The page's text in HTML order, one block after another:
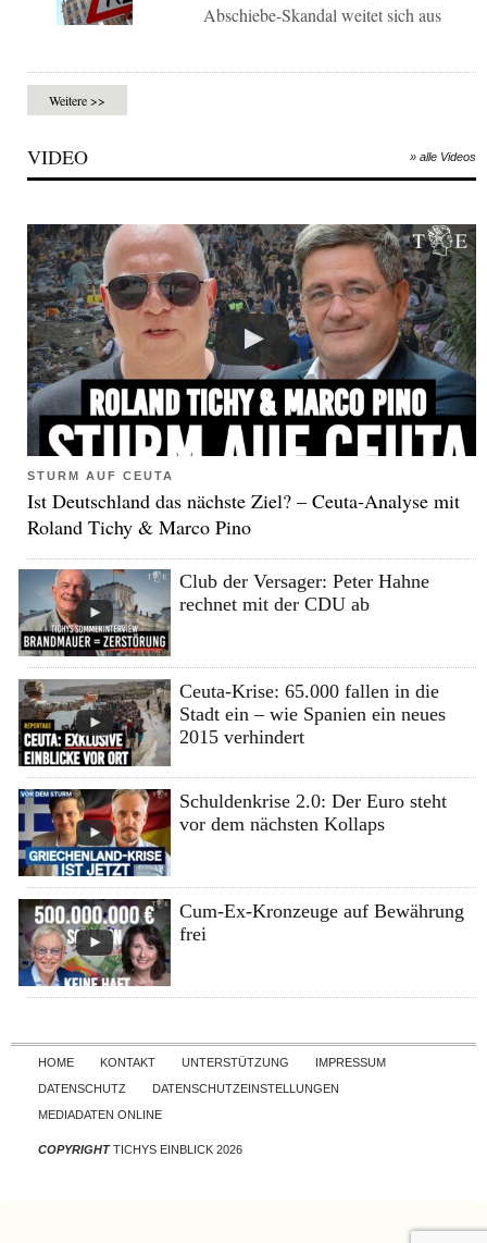
Abschiebe-Skandal weitet sich aus
Weitere >>
VIDEO » alle Videos
STURM AUF CEUTA
Ist Deutschland das nächste Ziel? – Ceuta-Analyse mit
Roland Tichy & Marco Pino
Club der Versager: Peter Hahne
rechnet mit der CDU ab
Ceuta-Krise: 65.000 fallen in die
Stadt ein – wie Spanien ein neues
2015 verhindert
Schuldenkrise 2.0: Der Euro steht
vor dem nächsten Kollaps
Cum-Ex-Kronzeuge auf Bewährung
frei
Skip to content
HOME KONTAKT UNTERSTÜTZUNG
IMPRESSUM
DATENSCHUTZ
DATENSCHUTZEINSTELLUNGEN
MEDIADATEN ONLINE
COPYRIGHTTICHYS EINBLICK 2026